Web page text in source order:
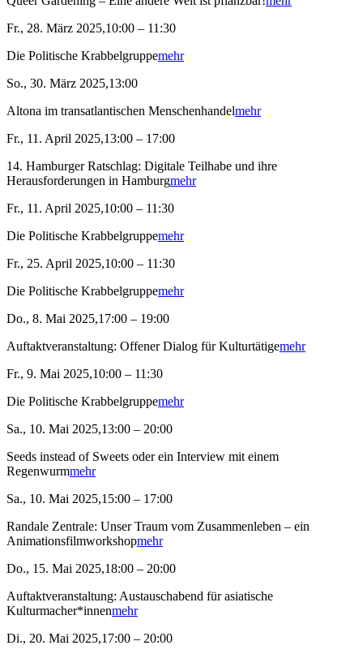
Fr., 28. März 2025,10:00 – 11:30
Die Politische Krabbelgruppemehr
So., 30. März 2025,13:00
Altona im transatlantischen Menschenhandelmehr
Fr., 11. April 2025,13:00 – 17:00
14. Hamburger Ratschlag: Digitale Teilhabe und ihre
Herausforderungen in Hamburgmehr
Fr., 11. April 2025,10:00 – 11:30
Die Politische Krabbelgruppemehr
Fr., 25. April 2025,10:00 – 11:30
Die Politische Krabbelgruppemehr
Do., 8. Mai 2025,17:00 – 19:00
Auftaktveranstaltung: Offener Dialog für Kulturtätigemehr
Fr., 9. Mai 2025,10:00 – 11:30
Die Politische Krabbelgruppemehr
Sa., 10. Mai 2025,13:00 – 20:00
Seeds instead of Sweets oder ein Interview mit einem
Regenwurmmehr
Sa., 10. Mai 2025,15:00 – 17:00
Randale Zentrale: Unser Traum vom Zusammenleben – ein
Animationsfilmworkshopmehr
Do., 15. Mai 2025,18:00 – 20:00
Auftaktveranstaltung: Austauschabend für asiatische
Kulturmacher*innenmehr
Di., 20. Mai 2025,17:00 – 20:00